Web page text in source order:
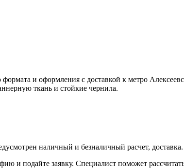
и оформления с доставкой к метро
ткань и стойкие чернила.
наличный и безналичный расчет, доставка.
и подайте заявку. Специалист поможет